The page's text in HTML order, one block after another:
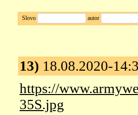
Slovo autor
13) 18.08.2020-
https://
35S.jpg